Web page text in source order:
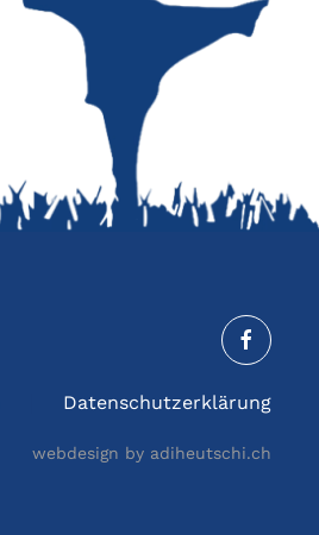
Datenschutzerklärung
webdesign by adiheutschi.ch